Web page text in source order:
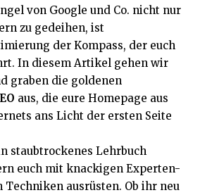
von Google und Co. nicht nur
zu gedeihen, ist
der Kompass, der euch
In diesem Artikel gehen wir
graben die goldenen
aus, die eure Homepage aus
ans Licht der ersten Seite
staubtrockenes Lehrbuch
euch mit knackigen Experten-
ausrüsten. Ob ihr neu